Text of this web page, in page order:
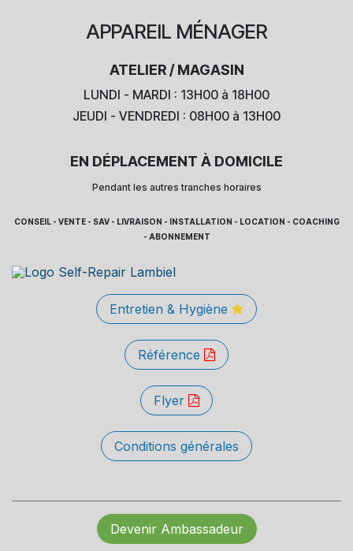
APPAREIL MÉNAGER
ATELIER / MAGASIN
LUNDI - MARDI : 13H00 à 18H00
JEUDI - VENDREDI : 08H00 à 13H00
EN DÉPLACEMENT À DOMICILE
Pendant les autres tranches horaires
CONSEIL - VENTE - SAV - LIVRAISON - INSTALLATION - LOCATION - COACHING
- ABONNEMENT
Entretien & Hygiène
Référence
Flyer
Conditions générales
Devenir Ambassadeur